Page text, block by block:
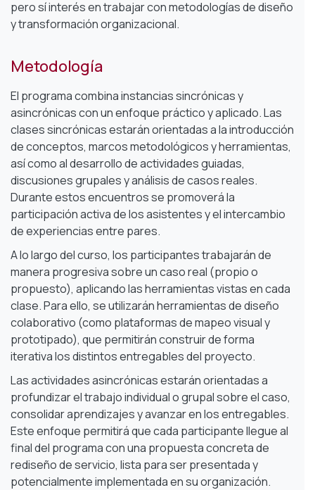
pero sí interés en trabajar con metodologías de diseño
y transformación organizacional.
Metodología
El programa combina instancias sincrónicas y
asincrónicas con un enfoque práctico y aplicado. Las
clases sincrónicas estarán orientadas a la introducción
de conceptos, marcos metodológicos y herramientas,
así como al desarrollo de actividades guiadas,
discusiones grupales y análisis de casos reales.
Durante estos encuentros se promoverá la
participación activa de los asistentes y el intercambio
de experiencias entre pares.
A lo largo del curso, los participantes trabajarán de
manera progresiva sobre un caso real (propio o
propuesto), aplicando las herramientas vistas en cada
clase. Para ello, se utilizarán herramientas de diseño
colaborativo (como plataformas de mapeo visual y
prototipado), que permitirán construir de forma
iterativa los distintos entregables del proyecto.
Las actividades asincrónicas estarán orientadas a
profundizar el trabajo individual o grupal sobre el caso,
consolidar aprendizajes y avanzar en los entregables.
Este enfoque permitirá que cada participante llegue al
final del programa con una propuesta concreta de
rediseño de servicio, lista para ser presentada y
potencialmente implementada en su organización.